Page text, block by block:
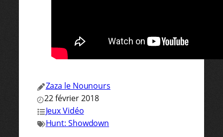
Zaza le Nounours
22 février 2018
Jeux Vidéo
Hunt: Showdown